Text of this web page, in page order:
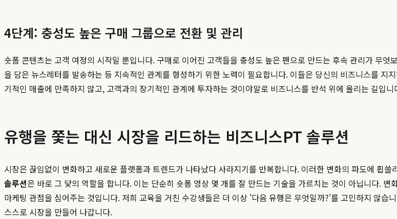
4단계: 충성도 높은 구매 그룹으로 전환 및 관리
숏폼 콘텐츠는 고객 여정의 시작일 뿐입니다. 구매로 이어진 고객들을 충성도 높은 팬으로 만드는 후속 관리가 무
을 담은 뉴스레터를 발송하는 등 지속적인 관계를 형성하기 위한 노력이 필요합니다. 이들은 당신의 비즈니스를
기적인 매출에 만족하지 않고, 고객과의 장기적인 관계에 투자하는 것이야말로 비즈니스를 반석 위에 올리는 길입니
유행을 쫓는 대신 시장을 리드하는 비즈니스PT 솔루션
시장은 끊임없이 변화하고 새로운 플랫폼과 트렌드가 나타났다 사라지기를 반복합니다. 이러한 변화의 파도에 휩
솔루션은 바로 그 닻의 역할을 합니다. 이는 단순히 숏폼 영상 몇 개를 잘 만드는 기술을 가르치는 것이 아닙니다.
마케팅 관점을 심어주는 것입니다. 저희 교육을 거친 수강생들은 더 이상 '다음 유행은 무엇일까?'를 고민하지 않
스스로 시장을 만들어 나갑니다.